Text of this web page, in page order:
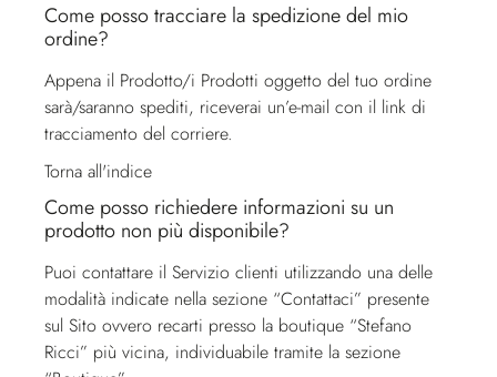
Come posso tracciare la spedizione del mio
ordine?
Appena il Prodotto/i Prodotti oggetto del tuo ordine
sarà/saranno spediti, riceverai un’e-mail con il link di
tracciamento del corriere.
Torna all'indice
Come posso richiedere informazioni su un
prodotto non più disponibile?
Puoi contattare il Servizio clienti utilizzando una delle
modalità indicate nella sezione “Contattaci” presente
sul Sito ovvero recarti presso la boutique “Stefano
Ricci” più vicina, individuabile tramite la sezione